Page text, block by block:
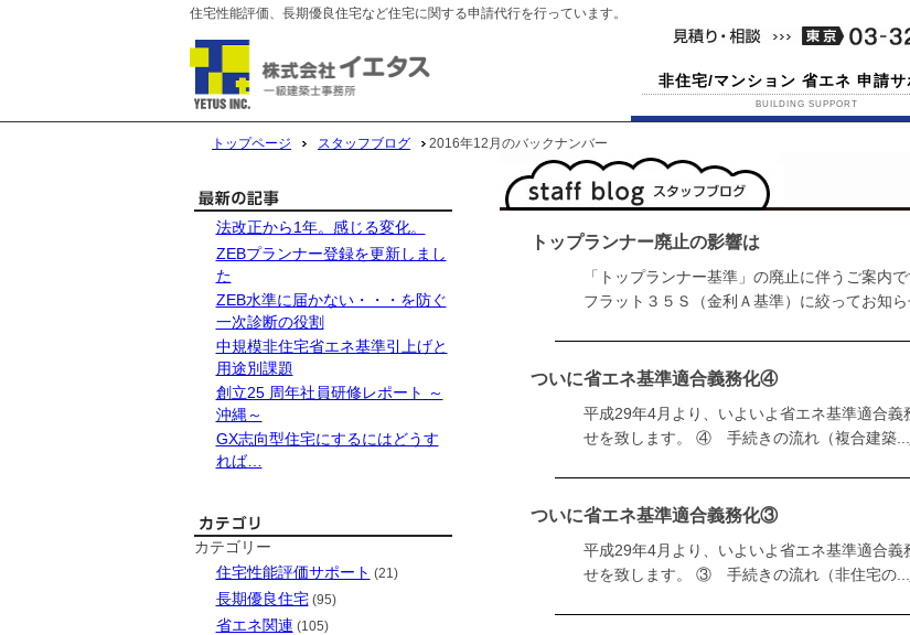
住宅性能評価、長期優良住宅など住宅に関する申請代行を行っています。
非住宅/マンション 省エネ 申請サ
BUILDING SUPPORT
トップページ スタッフブログ 2016年12月のバックナンバー
トップランナー廃止の影響は
「トップランナー基準」の廃止に伴うご案内
フラット３５Ｓ（金利Ａ基準）に絞ってお知ら
ついに省エネ基準適合義務化④
平成29年4月より、いよいよ省エネ基準適合
せを致します。 ④ 手続きの流れ（複合建築...
ついに省エネ基準適合義務化③
平成29年4月より、いよいよ省エネ基準適合
せを致します。 ③ 手続きの流れ（非住宅の...
法改正から1年。感じる変化。
ZEBプランナー登録を更新しまし
た
ZEB水準に届かない・・・を防ぐ
一次診断の役割
中規模非住宅省エネ基準引上げと
用途別課題
創立25 周年社員研修レポート ～
沖縄～
GX志向型住宅にするにはどうす
れば…
カテゴリー
住宅性能評価サポート (21)
長期優良住宅(95)
省エネ関連 (105)